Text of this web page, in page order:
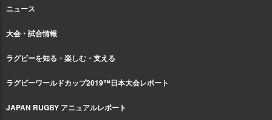
ニュース
大会・試合情報
ラグビーを知る・楽しむ・支える
ラグビーワールドカップ2019™日本大会レポート
JAPAN RUGBY アニュアルレポート